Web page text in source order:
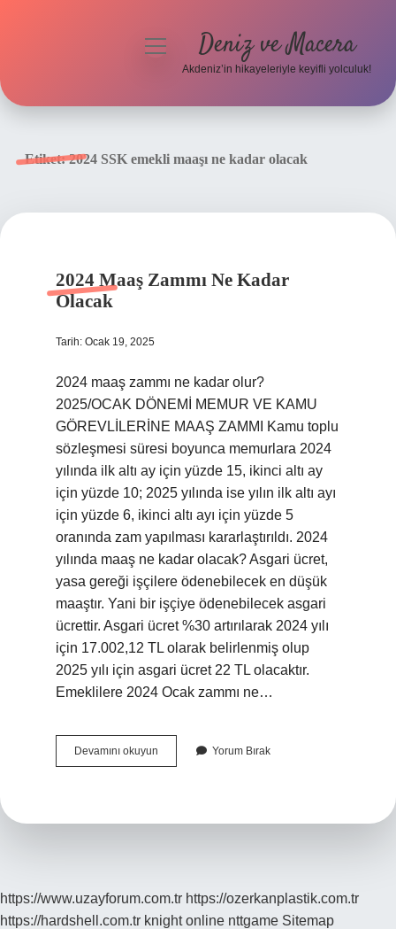
menüyü Deniz ve Macera
Akdeniz’in hikayeleriyle keyifli yolculuk!
Etiket:2024 SSK emekli maaşı ne kadar olacak
2024 Maaş Zammı Ne Kadar
Olacak
Tarih: Ocak 19, 2025
2024 maaş zammı ne kadar olur?
2025/OCAK DÖNEMİ MEMUR VE KAMU
GÖREVLİLERİNE MAAŞ ZAMMI Kamu toplu
sözleşmesi süresi boyunca memurlara 2024
yılında ilk altı ay için yüzde 15, ikinci altı ay
için yüzde 10; 2025 yılında ise yılın ilk altı ayı
için yüzde 6, ikinci altı ayı için yüzde 5
oranında zam yapılması kararlaştırıldı. 2024
yılında maaş ne kadar olacak? Asgari ücret,
yasa gereği işçilere ödenebilecek en düşük
maaştır. Yani bir işçiye ödenebilecek asgari
ücrettir. Asgari ücret %30 artırılarak 2024 yılı
için 17.002,12 TL olarak belirlenmiş olup
2025 yılı için asgari ücret 22 TL olacaktır.
Emeklilere 2024 Ocak zammı ne…
Devamını okuyun
Maaş
Yorum Bırak
https://www.uzayforum.com.tr https://ozerkanplastik.com.tr
https://hardshell.com.tr knight online nttgame Sitemap